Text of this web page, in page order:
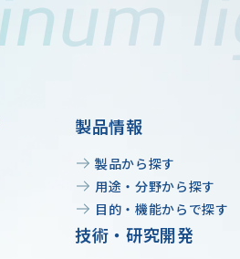
製品情報
製品から探す
用途・分野から探す
目的・機能からで探す
技術・研究開発